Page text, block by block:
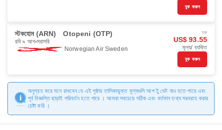
বুক করুন
স্টকহোম (ARN) Otopeni (OTP)
রবি ৯ আগ সরাসরি
Norwegian Air Sweden
শুরু
US$ 93.55
মূল্য/ ব্যক্তি
বুক করুন
অনুগ্রহ করে মনে রাখবেন যে এই পৃষ্ঠায় তালিকাভুক্ত মূল্যগুলি আপ টু ডেট নাও হতে পারে এবং
পূর্ব বিজ্ঞপ্তি ছাড়াই পরিবর্তন হতে পারে । আমরা সবচেয়ে সঠিক এবং বর্তমান তথ্য সরবরাহ করার
চেষ্টা করি ।